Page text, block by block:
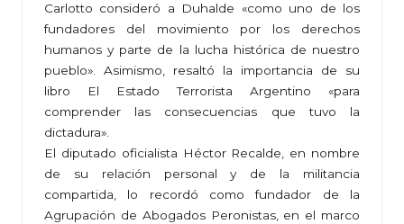
Carlotto consideró a Duhalde «como uno de los
fundadores del movimiento por los derechos
humanos y parte de la lucha histórica de nuestro
pueblo». Asimismo, resaltó la importancia de su
libro El Estado Terrorista Argentino «para
comprender las consecuencias que tuvo la
dictadura».
El diputado oficialista Héctor Recalde, en nombre
de su relación personal y de la militancia
compartida, lo recordó como fundador de la
Agrupación de Abogados Peronistas, en el marco